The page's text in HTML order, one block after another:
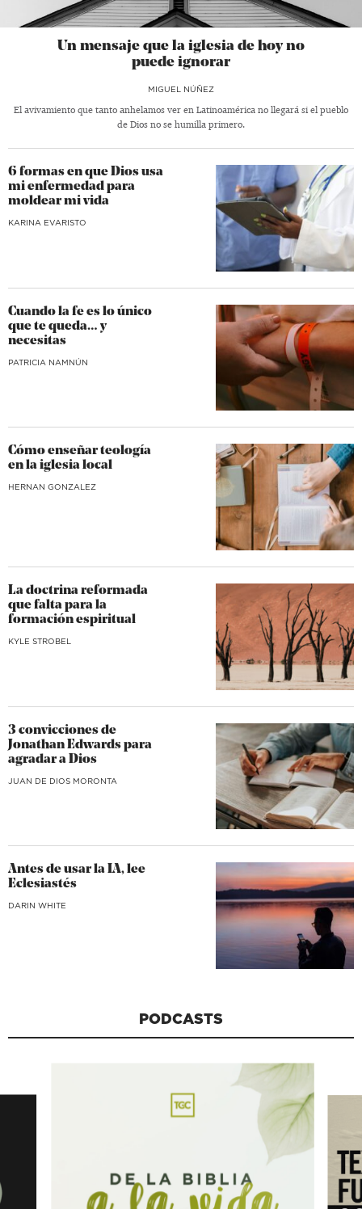
Un mensaje que la iglesia de hoy no
puede ignorar
MIGUEL NÚÑEZ
El avivamiento que tanto anhelamos ver en Latinoamérica no llegará si el pueblo
de Dios no se humilla primero.
6 formas en que Dios usa
mi enfermedad para
moldear mi vida
KARINA EVARISTO
Cuando la fe es lo único
que te queda… y
necesitas
​PATRICIA NAMNÚN
Cómo enseñar teología
en la iglesia local
HERNAN GONZALEZ
La doctrina reformada
que falta para la
formación espiritual
KYLE STROBEL
3 convicciones de
Jonathan Edwards para
agradar a Dios
JUAN DE DIOS MORONTA
Antes de usar la IA, lee
Eclesiastés
DARIN WHITE
PODCASTS